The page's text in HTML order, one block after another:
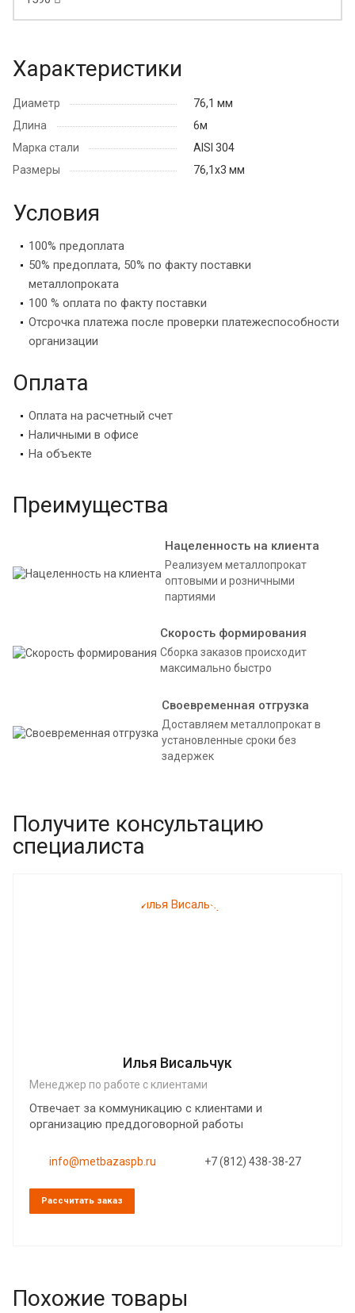
Характеристики
Диаметр
76,1 мм
Длина
6м
Марка стали
AISI 304
Размеры
76,1х3 мм
Условия
100% предоплата
50% предоплата, 50% по факту поставки
металлопроката
100 % оплата по факту поставки
Отсрочка платежа после проверки платежеспособности
организации
Оплата
Оплата на расчетный счет
Наличными в офисе
На объекте
Преимущества
Нацеленность на клиента
Реализуем металлопрокат
оптовыми и розничными
партиями
Скорость формирования
Сборка заказов происходит
максимально быстро
Своевременная отгрузка
Доставляем металлопрокат в
установленные сроки без
задержек
Получите консультацию
специалиста
Илья Висальчук
Менеджер по работе с клиентами
Отвечает за коммуникацию с клиентами и
организацию преддоговорной работы
info@metbazaspb.ru +7 (812) 438-38-27
Рассчитать заказ
Похожие товары